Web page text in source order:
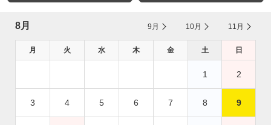
8月 9月 10月 11月
月 火 水 木 金 土 日
1 2
3 4 5 6 7 8 9